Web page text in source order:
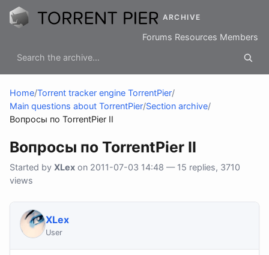
ARCHIVE
Forums Resources Members
Home/Torrent tracker engine TorrentPier/
Main questions about TorrentPier/Section archive/
Вопросы по TorrentPier II
Вопросы по TorrentPier II
Started by XLex on 2011-07-03 14:48 — 15 replies, 3710
views
XLex
User